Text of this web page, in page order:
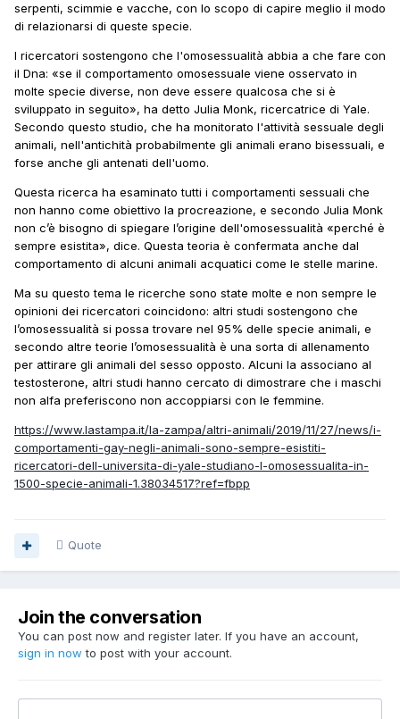
serpenti, scimmie e vacche, con lo scopo di capire meglio il modo
di relazionarsi di queste specie.
I ricercatori sostengono che l'omosessualità abbia a che fare con
il Dna: «se il comportamento omosessuale viene osservato in
molte specie diverse, non deve essere qualcosa che si è
sviluppato in seguito», ha detto Julia Monk, ricercatrice di Yale.
Secondo questo studio, che ha monitorato l'attività sessuale degli
animali, nell'antichità probabilmente gli animali erano bisessuali, e
forse anche gli antenati dell'uomo.
Questa ricerca ha esaminato tutti i comportamenti sessuali che
non hanno come obiettivo la procreazione, e secondo Julia Monk
non c’è bisogno di spiegare l’origine dell'omosessualità «perché è
sempre esistita», dice. Questa teoria è confermata anche dal
comportamento di alcuni animali acquatici come le stelle marine.
Ma su questo tema le ricerche sono state molte e non sempre le
opinioni dei ricercatori coincidono: altri studi sostengono che
l’omosessualità si possa trovare nel 95% delle specie animali, e
secondo altre teorie l’omosessualità è una sorta di allenamento
per attirare gli animali del sesso opposto. Alcuni la associano al
testosterone, altri studi hanno cercato di dimostrare che i maschi
non alfa preferiscono non accoppiarsi con le femmine.
https://www.lastampa.it/la-zampa/altri-animali/2019/11/27/news/i-
comportamenti-gay-negli-animali-sono-sempre-esistiti-
ricercatori-dell-universita-di-yale-studiano-l-omosessualita-in-
1500-specie-animali-1.38034517?ref=fbpp
Quote
Join the conversation
You can post now and register later. If you have an account,
sign in now to post with your account.